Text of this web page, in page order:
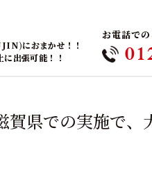
におまかせ！！
出張可能！！
お電話で
県での実施で、